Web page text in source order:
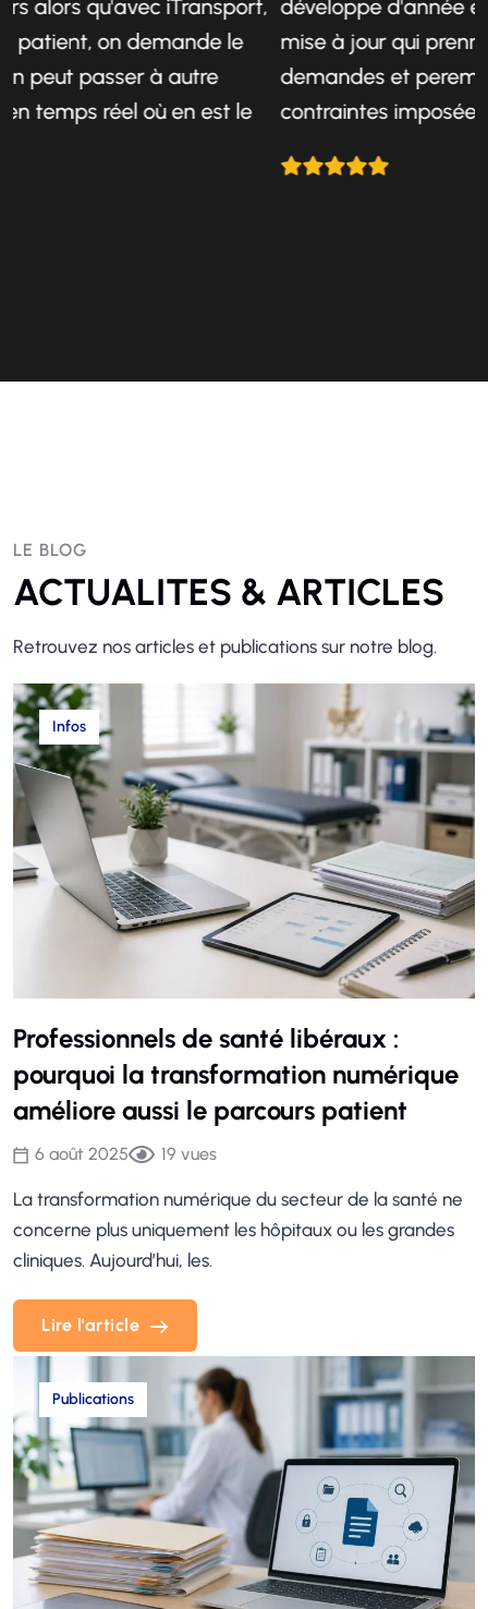
qu'avec iTransport,
on demande le
passer à autre
réel où en est le
développe d'année en
mise à jour qui prennent
demandes et
contraintes imposées par
LE BLOG
ACTUALITES & ARTICLES
Retrouvez nos articles et publications sur notre blog.
Infos
Professionnels de santé libéraux :
pourquoi la transformation numérique
améliore aussi le parcours patient
6 août 2025 19 vues
La transformation numérique du secteur de la santé ne
concerne plus uniquement les hôpitaux ou les grandes
cliniques. Aujourd’hui, les.
Lire l'article
Publications